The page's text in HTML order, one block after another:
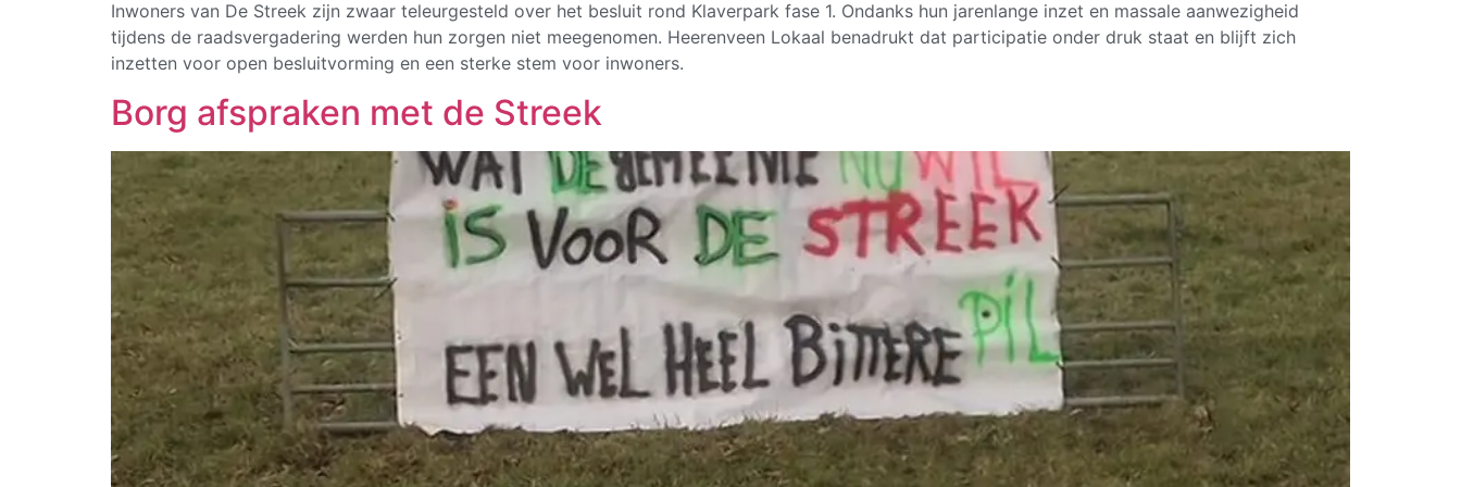
Inwoners van De Streek zijn zwaar teleurgesteld over het besluit rond Klaverpark fase 1. Ondanks hun jarenlange inzet en massale aanwezigheid
tijdens de raadsvergadering werden hun zorgen niet meegenomen. Heerenveen Lokaal benadrukt dat participatie onder druk staat en blijft zich
inzetten voor open besluitvorming en een sterke stem voor inwoners.
Borg afspraken met de Streek